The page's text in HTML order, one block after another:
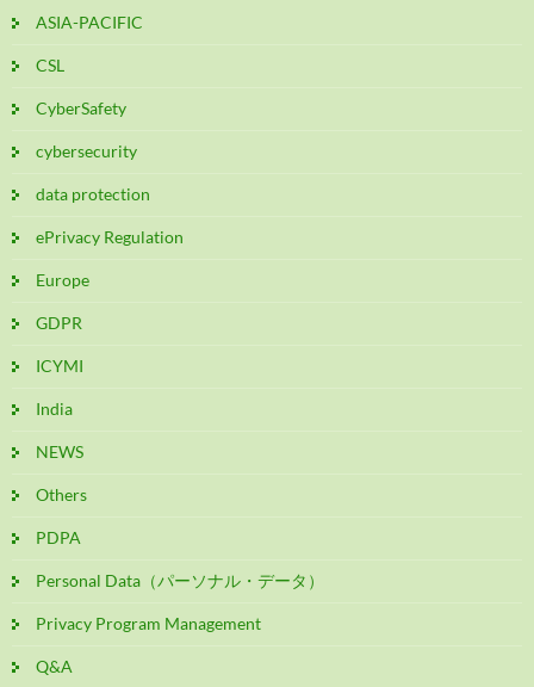
ASIA-PACIFIC
CSL
CyberSafety
cybersecurity
data protection
ePrivacy Regulation
Europe
GDPR
ICYMI
India
NEWS
Others
PDPA
Personal Data（パーソナル・データ）
Privacy Program Management
Q&A